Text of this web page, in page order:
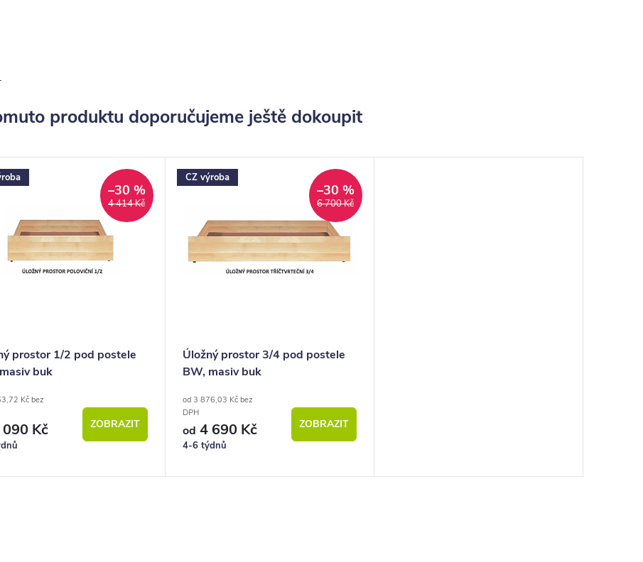
produktu doporučujeme ještě dokoupit
4 414 Kč
–30 %
prostor 1/2 pod postele
buk
Kč bez
Kč ZOBRAZIT
CZ výroba
6 700 Kč
–30 %
Úložný prostor 3/4 pod postele
BW, masiv buk
od 3 876,03 Kč bez
DPH
od 4 690 Kč
4-6 týdnů
ZOBRAZIT